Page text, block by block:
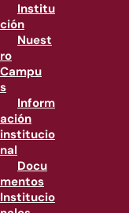
Institu
ción
Nuest
ro
Campu
s
Inform
ación
institucio
nal
Docu
mentos
Institucio